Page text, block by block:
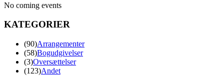
No coming events
KATEGORIER
(90)Arrangementer
(58)Bogudgivelser
(3)Oversættelser
(123)Andet